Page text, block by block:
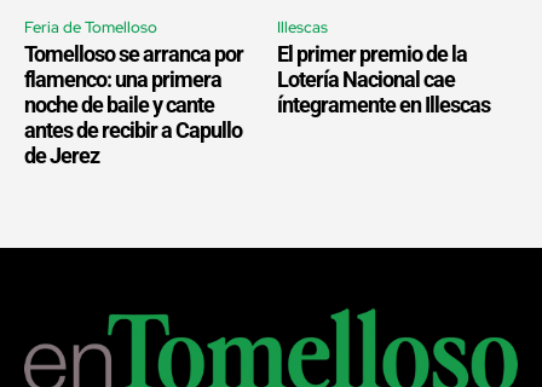
Feria de Tomelloso
Tomelloso se arranca por
flamenco: una primera
noche de baile y cante
antes de recibir a Capullo
de Jerez
Illescas
El primer premio de la
Lotería Nacional cae
íntegramente en Illescas